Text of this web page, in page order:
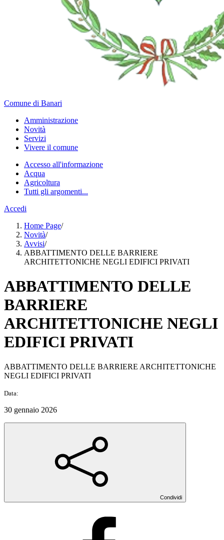
Comune di Banari
Amministrazione
Novità
Servizi
Vivere il comune
Accesso all'informazione
Acqua
Agricoltura
Tutti gli argomenti...
Accedi
Home Page/
Novità/
Avvisi/
ABBATTIMENTO DELLE BARRIERE
ARCHITETTONICHE NEGLI EDIFICI PRIVATI
ABBATTIMENTO DELLE
BARRIERE
ARCHITETTONICHE NEGLI
EDIFICI PRIVATI
ABBATTIMENTO DELLE BARRIERE ARCHITETTONICHE
NEGLI EDIFICI PRIVATI
Data:
30 gennaio 2026
Condividi